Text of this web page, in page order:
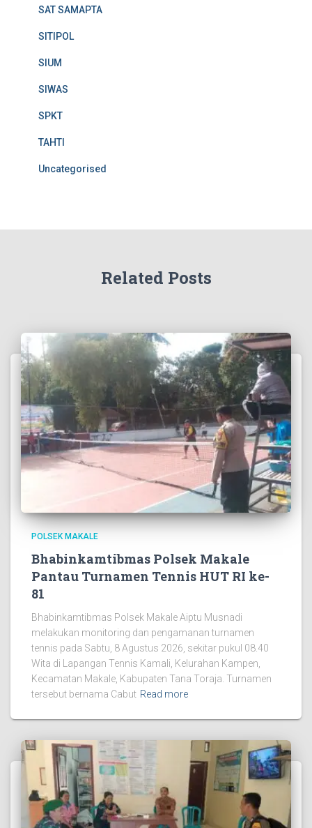
SAT SAMAPTA
SITIPOL
SIUM
SIWAS
SPKT
TAHTI
Uncategorised
Related Posts
POLSEK MAKALE
Bhabinkamtibmas Polsek Makale
Pantau Turnamen Tennis HUT RI ke-
81
Bhabinkamtibmas Polsek Makale Aiptu Musnadi
melakukan monitoring dan pengamanan turnamen
tennis pada Sabtu, 8 Agustus 2026, sekitar pukul 08.40
Wita di Lapangan Tennis Kamali, Kelurahan Kampen,
Kecamatan Makale, Kabupaten Tana Toraja. Turnamen
tersebut bernama Cabut Read more